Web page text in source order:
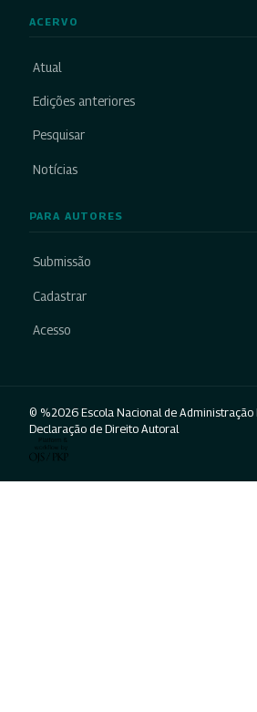
ACERVO
Atual
Edições anteriores
Pesquisar
Notícias
PARA AUTORES
Submissão
Cadastrar
Acesso
© %2026 Escola Nacional de Administração
Declaração de Direito Autoral